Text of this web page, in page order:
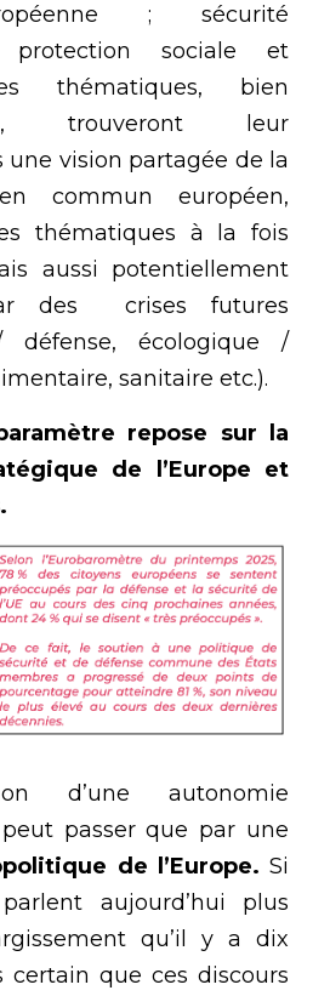
; sécurité
sociale et
thématiques, bien
trouveront leur
une vision partagée de la
commun européen,
thématiques à la fois
aussi potentiellement
des  crises futures
défense, écologique /
sanitaire etc.).
repose sur la
de l’Europe et
d’une autonomie
de l’Europe. Si
aujourd’hui plus
qu’il y a dix
certain que ces discours